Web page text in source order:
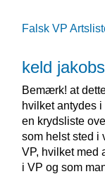
Falsk VP
keld
Bemærk! at
hvilket antydes
en krydsliste
som helst sted i
VP, hvilket med
i VP og som